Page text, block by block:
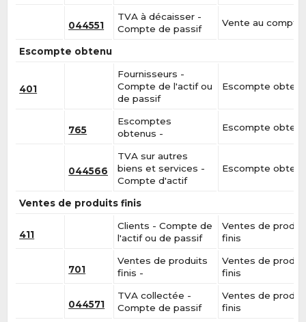
044551
TVA à décaisser -
Compte de passif
Vente au
Escompte obtenu
401
Fournisseurs -
Compte de l'actif ou
de passif
Escompte
765
Escomptes
obtenus -
Escompte
044566
TVA sur autres
biens et services -
Compte d'actif
Escompte
Ventes de produits finis
411
Clients - Compte de
l'actif ou de passif
Ventes de
finis
701
Ventes de produits
finis -
Ventes de
finis
044571
TVA collectée -
Compte de passif
Ventes de
finis